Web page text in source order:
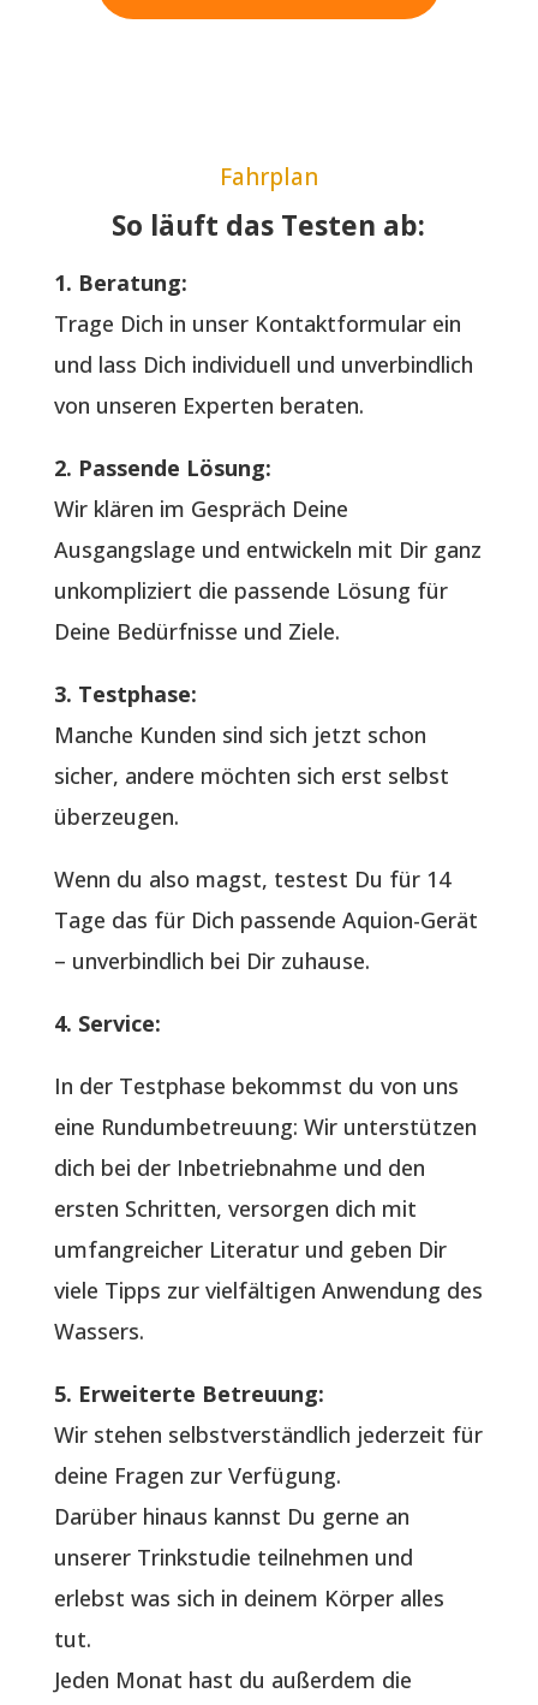
Fahrplan
So läuft das Testen ab:
1. Beratung:
Trage Dich in unser Kontaktformular ein
und lass Dich individuell und unverbindlich
von unseren Experten beraten.
2. Passende Lösung:
Wir klären im Gespräch Deine
Ausgangslage und entwickeln mit Dir ganz
unkompliziert die passende Lösung für
Deine Bedürfnisse und Ziele.
3. Testphase:
Manche Kunden sind sich jetzt schon
sicher, andere möchten sich erst selbst
überzeugen.
Wenn du also magst, testest Du für 14
Tage das für Dich passende Aquion-Gerät
– unverbindlich bei Dir zuhause.
4. Service:
In der Testphase bekommst du von uns
eine Rundumbetreuung: Wir unterstützen
dich bei der Inbetriebnahme und den
ersten Schritten, versorgen dich mit
umfangreicher Literatur und geben Dir
viele Tipps zur vielfältigen Anwendung des
Wassers.
5. Erweiterte Betreuung:
Wir stehen selbstverständlich jederzeit für
deine Fragen zur Verfügung.
Darüber hinaus kannst Du gerne an
unserer Trinkstudie teilnehmen und
erlebst was sich in deinem Körper alles
tut.
Jeden Monat hast du außerdem die